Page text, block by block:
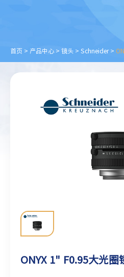
首页 > 产品中心 > 镜头 > Schneider >
ONYX 1" F0.95大光圈